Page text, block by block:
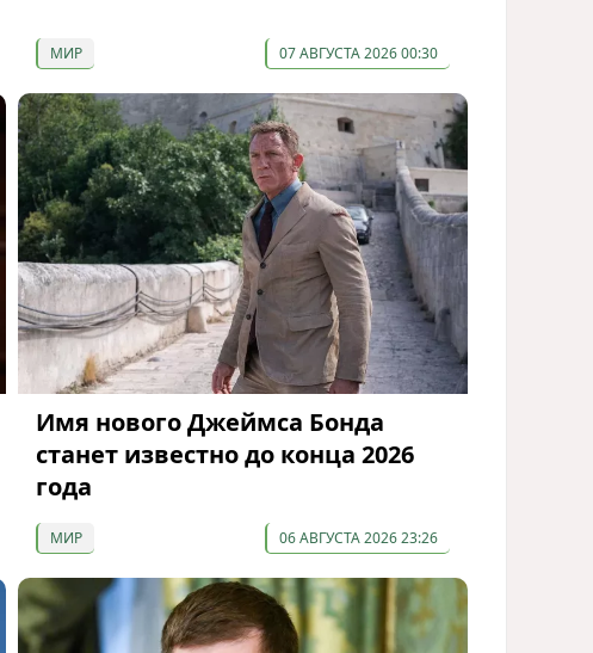
МИР 07 АВГУСТА 2026 00:30
Имя нового Джеймса Бонда
станет известно до конца 2026
года
МИР 06 АВГУСТА 2026 23:26